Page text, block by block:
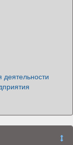
деятельности